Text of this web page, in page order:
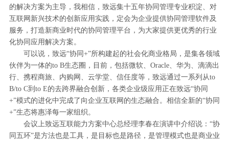
的解决方案为主导，我相信，致远集十五年协同管理专业积淀、对
互联网新兴技术的创新应用实践，定会为企业提供协同管理软件及
服务，打造新商业时代的协同管理平台，为大家提供更优秀的行业
化协同应用解决方案。
可以说，致远“协同+”所构建起的社会化商业格局，是集各领域
伙伴为一体的to B生态圈，目前，包括微软、Oracle、华为、滴滴出
行、携程商旅、内购网、云学堂、信任度等，致远通过一系列从to
B/to C到to E的去跨界融合创新，各类企业级应用正在致远“协同
+”模式的进化中完成了向企业互联网的生态融合。相信全新的“协同
+”生态将惠泽每一家组织。
会议上致远互联能力方案中心总经理李春在演讲中介绍说：“协
同五环”是方法也是工具，是目标也是路径，是管理模式也是商业业